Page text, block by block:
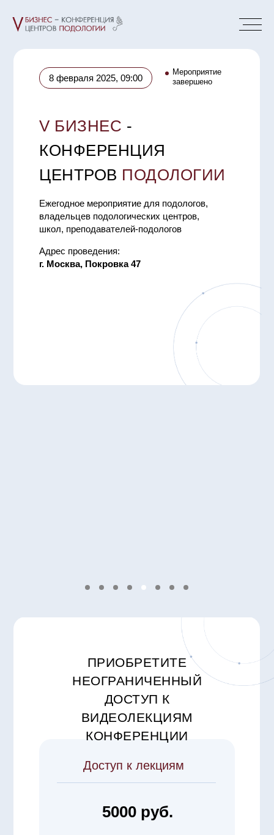
8 февраля 2025, 09:00
V БИЗНЕС -
КОНФЕРЕНЦИЯ
ЦЕНТРОВ ПОДОЛОГИИ
Ежегодное мероприятие для подологов,
владельцев подологических центров,
школ, преподавателей-подологов
Мероприятие
завершено
Адрес проведения:
г. Москва, Покровка 47
5000 руб.
Доступ к лекциям
ПРИОБРЕТИТЕ
НЕОГРАНИЧЕННЫЙ
ДОСТУП К
ВИДЕОЛЕКЦИЯМ
КОНФЕРЕНЦИИ